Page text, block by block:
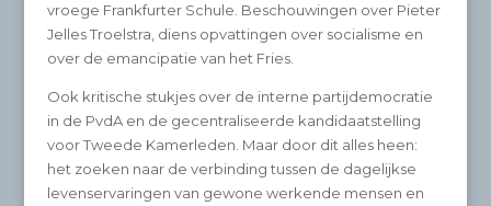
vroege Frankfurter Schule. Beschouwingen over Pieter
Jelles Troelstra, diens opvattingen over socialisme en
over de emancipatie van het Fries.
Ook kritische stukjes over de interne partijdemocratie
in de PvdA en de gecentraliseerde kandidaatstelling
voor Tweede Kamerleden. Maar door dit alles heen:
het zoeken naar de verbinding tussen de dagelijkse
levenservaringen van gewone werkende mensen en